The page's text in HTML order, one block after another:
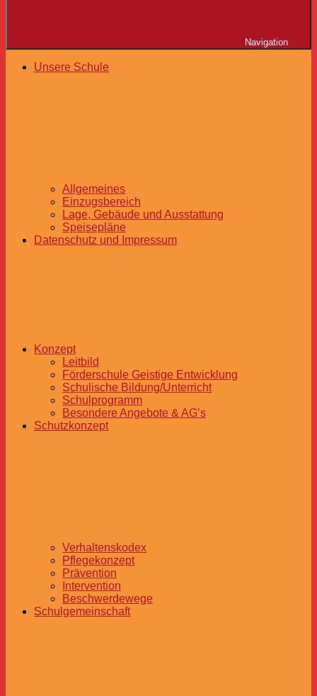
Navigation
Unsere Schule
Allgemeines
Einzugsbereich
Lage, Gebäude und Ausstattung
Speisepläne
Datenschutz und Impressum
Konzept
Leitbild
Förderschule Geistige Entwicklung
Schulische Bildung/Unterricht
Schulprogramm
Besondere Angebote & AG’s
Schutzkonzept
Verhaltenskodex
Pflegekonzept
Prävention
Intervention
Beschwerdewege
Schulgemeinschaft